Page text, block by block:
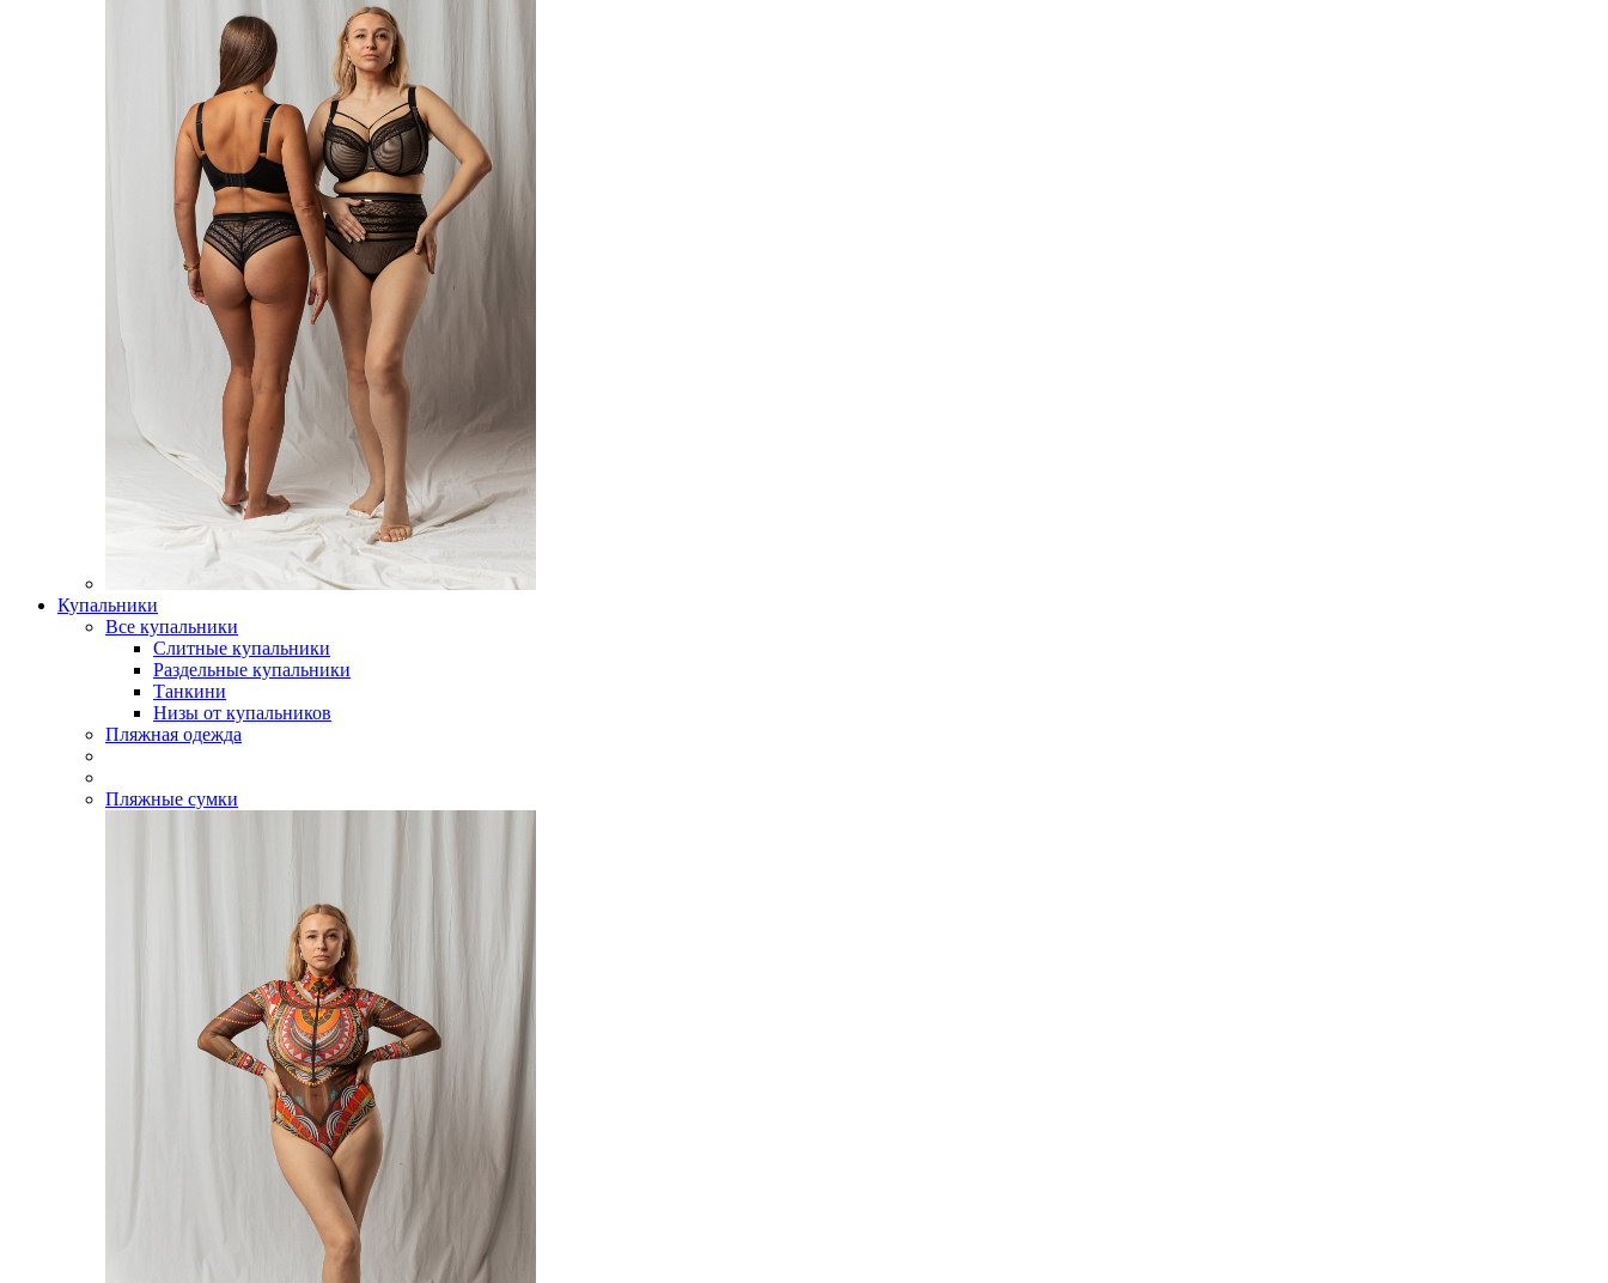
Купальники
Все купальники
Слитные купальники
Раздельные купальники
Танкини
Низы от купальников
Пляжная одежда
Пляжные сумки